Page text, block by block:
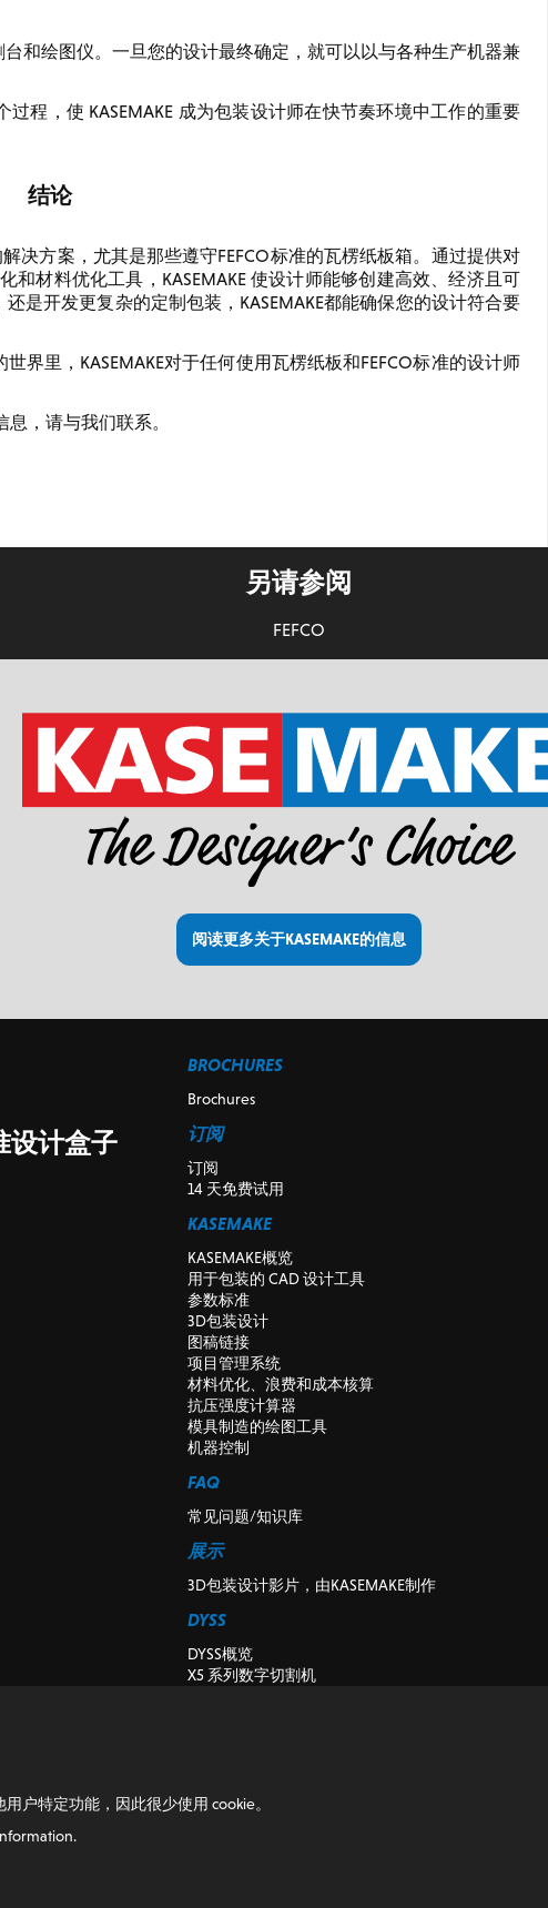
台和绘图仪。一旦您的设计最终确定，就可以以与各种生产机器兼
程，使 KASEMAKE 成为包装设计师在快节奏环境中工作的重要
结论
决方案，尤其是那些遵守FEFCO标准的瓦楞纸板箱。通过提供对
和材料优化工具，KASEMAKE 使设计师能够创建高效、经济且可
是开发更复杂的定制包装，KASEMAKE都能确保您的设计符合要
界里，KASEMAKE对于任何使用瓦楞纸板和FEFCO标准的设计师
息，请与我们联系。
另请参阅
FEFCO
阅读更多关于KASEMAKE的信息
设计盒子
BROCHURES
Brochures
订阅
订阅
14 天免费试用
KASEMAKE
KASEMAKE概览
用于包装的 CAD 设计工具
参数标准
3D包装设计
图稿链接
项目管理系统
材料优化、浪费和成本核算
抗压强度计算器
模具制造的绘图工具
机器控制
FAQ
常见问题/知识库
展示
3D包装设计影片，由KASEMAKE制作
DYSS
DYSS概览
X5 系列数字切割机
博客
户特定功能，因此很少使用 cookie。